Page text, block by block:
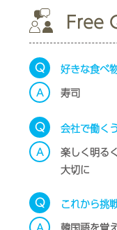
Free
Q
好きな食べ
A
寿司
Q
会社で働く
A
楽しく明る
大切に
Q
これから挑